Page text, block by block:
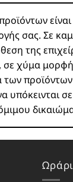
είναι
σας. Σε
της
σε χύμα
των
υπόκεινται